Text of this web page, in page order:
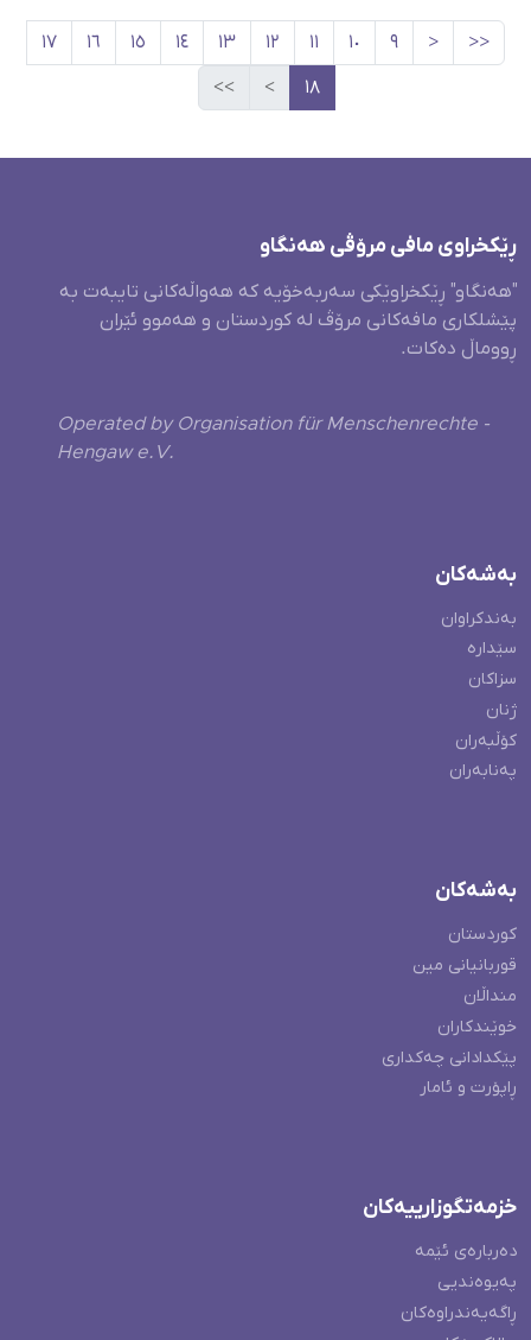
<<
< ٩ ١٠ ١١ ١٢ ١٣ ١٤ ١٥ ١٦
١٧
١٨
>
>>
ڕێکخراوی مافی مرۆڤی هەنگاو
"هەنگاو" ڕێکخراوێکی سەربەخۆیە کە هەواڵەکانی تایبەت بە
پێشلکاری مافەکانی مرۆڤ لە کوردستان و هەموو ئێران
ڕووماڵ دەکات.
Operated by Organisation für Menschenrechte -
Hengaw e.V.
بەشەکان
بەندکراوان
سێدارە
سزاکان
ژنان
کۆڵبەران
پەنابەران
بەشەکان
کوردستان
قوربانیانی مین
منداڵان
خوێندکاران
پێکدادانی چەکداری
ڕاپۆرت و ئامار
خزمەتگوزارییەکان
دەربارەی ئێمە
پەیوەندیی
ڕاگەیەندراوەکان